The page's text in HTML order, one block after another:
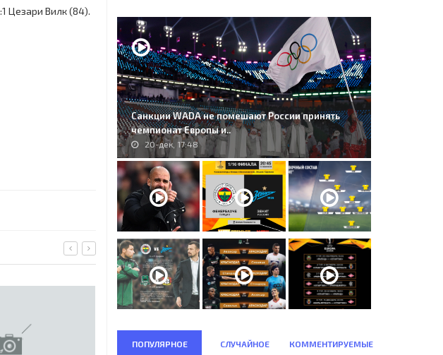
Цезари Вилк (84).
Санкции WADA не помешают России принять
чемпионат Европы и..
20-дек, 17:48
ПОПУЛЯРНОЕ СЛУЧАЙНОЕ КОММЕНТИРУЕМЫЕ